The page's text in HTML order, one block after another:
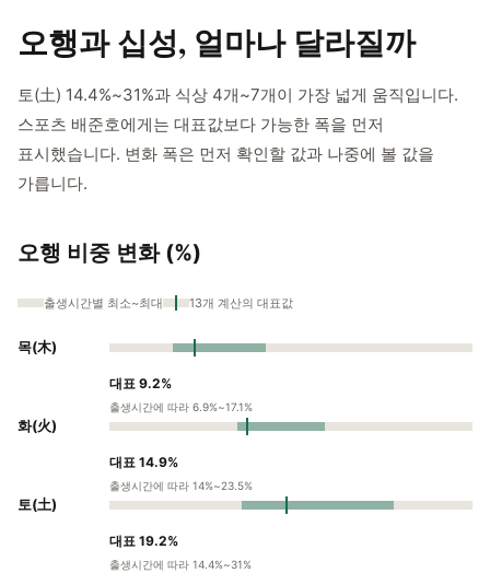
오행과 십성, 얼마나 달라질까
토(土) 14.4%~31%과 식상 4개~7개이 가장 넓게 움직입니다.
스포츠 배준호에게는 대표값보다 가능한 폭을 먼저
표시했습니다. 변화 폭은 먼저 확인할 값과 나중에 볼 값을
가릅니다.
오행 비중 변화 (%)
출생시간별 최소~최대 13개 계산의 대표값
목(木)
대표 9.2%
출생시간에 따라 6.9%~17.1%
화(火)
대표 14.9%
출생시간에 따라 14%~23.5%
토(土)
대표 19.2%
출생시간에 따라 14.4%~31%